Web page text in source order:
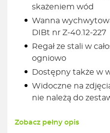
skażeniem wód
Wanna
DIBt nr Z-40.12-227
Regał ze stali w
ogniowo
Dostępny także w
Widoczne na
nie należą do
Zobacz pełny opis